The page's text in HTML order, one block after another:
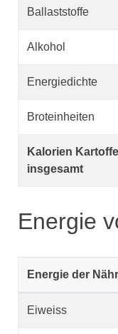
Ballaststoffe
Alkohol
Energiedichte
Broteinheiten
Kalorien
insgesamt
Energie
Energie der
Eiweiss